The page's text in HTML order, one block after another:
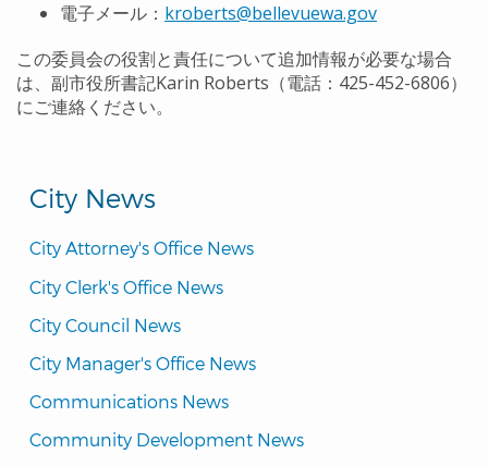
City News
City Attorney's Office News
City Clerk's Office News
City Council News
City Manager's Office News
Communications News
Community Development News
電子メール： kroberts@bellevuewa.gov
この委員会の役割と責任について追加情報が必要な場合
は、副市役所書記Karin Roberts（電話：425-452-6806）
にご連絡ください。